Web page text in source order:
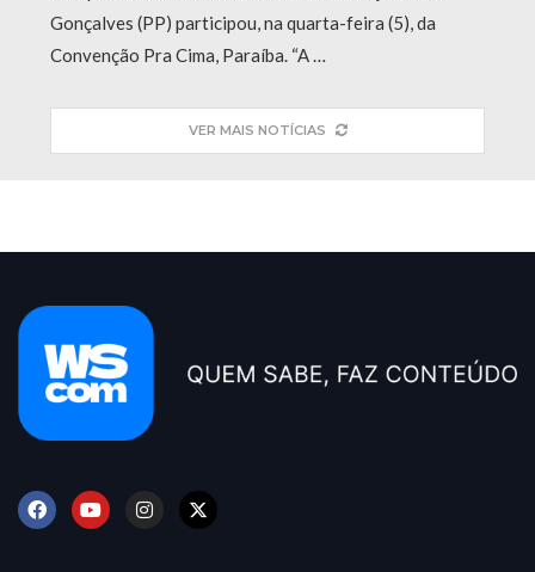
Gonçalves (PP) participou, na quarta-feira (5), da
Convenção Pra Cima, Paraíba. “A …
VER MAIS NOTÍCIAS